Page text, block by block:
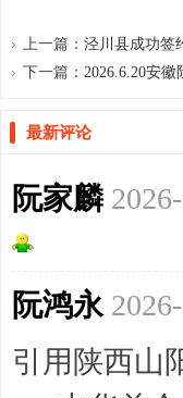
上一篇： 泾川县成功签
下一篇： 2026.6.20安
最新评论
阮家麟
阮鸿永
引用陕西山